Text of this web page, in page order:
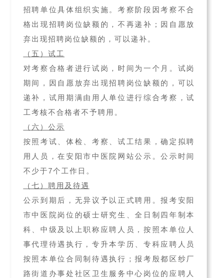
招聘单位具体组织实施。考察阶段因考察不合
格出现招聘岗位缺额的，不再递补；因自愿放
弃出现招聘岗位缺额的，可以递补。
（五）试工
对考察合格者进行试岗，时间为一个月。试岗
期间，因自愿放弃出现招聘岗位缺额的，可以
递补，试用期满由用人单位进行综合考察，试
工考核不合格者不予聘用。
（六）公示
按照考试、体检、考察、试工结果，确定拟聘
用人员，在安阳市中医院网站公示。公示时间
不少于7个工作日。
（七）聘用及待遇
公示到期后，无异议予以正式聘用。报考安阳
市中医院岗位的硕士研究生、全日制四年制本
科、中级及以上职称应聘人员，按照本单位人
事代理待遇执行，专升本学历、专科应聘人员
按照本单位合同制待遇执行；报考殷都区纱厂
路街道办事处社区卫生服务中心岗位的应聘人